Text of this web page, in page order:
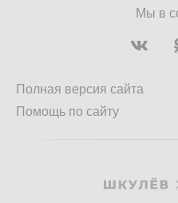
Мы в
Полная версия сайта
Помощь по сайту